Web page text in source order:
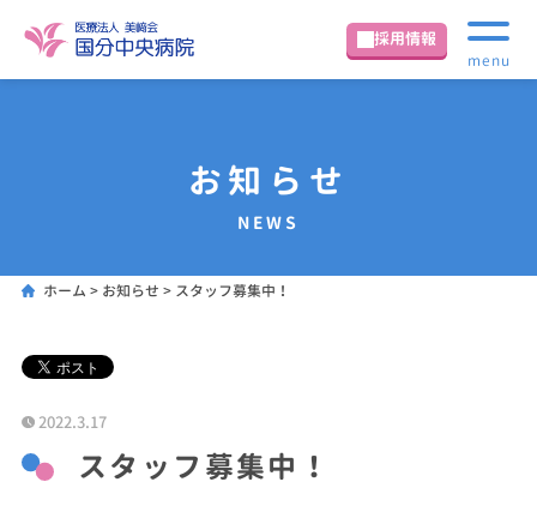
menu
採用情報
お知らせ
NEWS
ホーム > お知らせ > スタッフ募集中！
2022.3.17
スタッフ募集中！